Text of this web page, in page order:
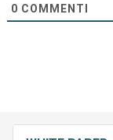
0 COMMENTI